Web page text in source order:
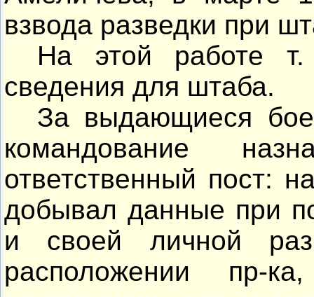
взвода разведки при
На этой работе
сведения для штаба.
За выдающиеся
командование
ответственный пост:
добывал данные при
и своей личной
расположении пр-